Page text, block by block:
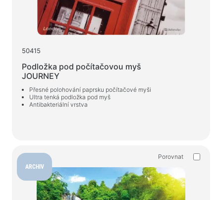
50415
Podložka pod počítačovou myš
JOURNEY
Přesné polohování paprsku počítačové myši
Ultra tenká podložka pod myš
Antibakteriální vrstva
ARCHIV
Porovnat